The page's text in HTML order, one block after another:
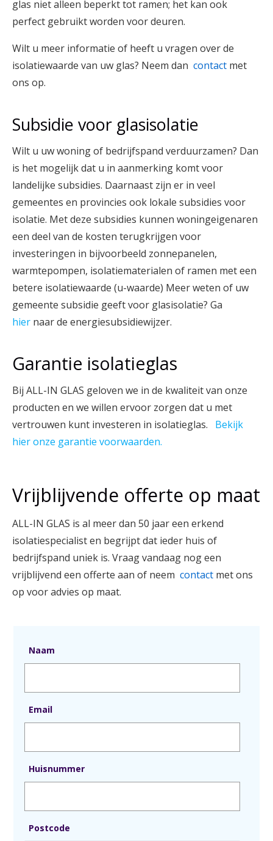
glas niet alleen beperkt tot ramen; het kan ook
perfect gebruikt worden voor deuren.
Wilt u meer informatie of heeft u vragen over de
isolatiewaarde van uw glas? Neem dan contact met
ons op.
Subsidie voor glasisolatie
Wilt u uw woning of bedrijfspand verduurzamen? Dan
is het mogelijk dat u in aanmerking komt voor
landelijke subsidies. Daarnaast zijn er in veel
gemeentes en provincies ook lokale subsidies voor
isolatie. Met deze subsidies kunnen woningeigenaren
een deel van de kosten terugkrijgen voor
investeringen in bijvoorbeeld zonnepanelen,
warmtepompen, isolatiematerialen of ramen met een
betere isolatiewaarde (u-waarde) Meer weten of uw
gemeente subsidie geeft voor glasisolatie? Ga
hier naar de energiesubsidiewijzer.
Garantie isolatieglas
Bij ALL-IN GLAS geloven we in de kwaliteit van onze
producten en we willen ervoor zorgen dat u met
vertrouwen kunt investeren in isolatieglas. Bekijk
hier onze garantie voorwaarden.
Vrijblijvende offerte op maat
ALL-IN GLAS is al meer dan 50 jaar een erkend
isolatiespecialist en begrijpt dat ieder huis of
bedrijfspand uniek is. Vraag vandaag nog een
vrijblijvend een offerte aan of neem contact met ons
op voor advies op maat.
Naam
Email
Huisnummer
Postcode